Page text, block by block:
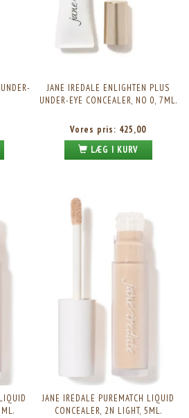
JANE IREDALE ENLIGHTEN PLUS
UNDER-EYE CONCEALER, NO 0, 7ML.
Vores pris: 425,00
LÆG I KURV
JANE IREDALE PUREMATCH LIQUID
CONCEALER, 2N LIGHT, 5ML.